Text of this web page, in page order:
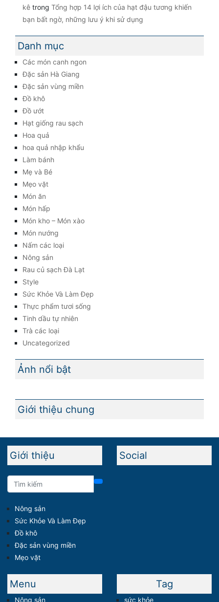
kê trong Tổng hợp 14 lợi ích của hạt đậu tương khiến
bạn bất ngờ, những lưu ý khi sử dụng
Danh mục
Các món canh ngon
Đặc sản Hà Giang
Đặc sản vùng miền
Đồ khô
Đồ ướt
Hạt giống rau sạch
Hoa quả
hoa quả nhập khẩu
Làm bánh
Mẹ và Bé
Mẹo vặt
Món ăn
Món hấp
Món kho – Món xào
Món nướng
Nấm các loại
Nông sản
Rau củ sạch Đà Lạt
Style
Sức Khỏe Và Làm Đẹp
Thực phẩm tươi sống
Tinh dầu tự nhiên
Trà các loại
Uncategorized
Ảnh nổi bật
Giới thiệu chung
Giới thiệu
Nông sản
Sức Khỏe Và Làm Đẹp
Đồ khô
Đặc sản vùng miền
Mẹo vặt
Social
Menu
Nông sản
Tag
sức khỏe